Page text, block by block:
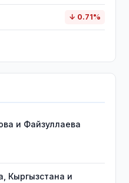
↓ 0.71%
и Файзуллаева
Кыргызстана и